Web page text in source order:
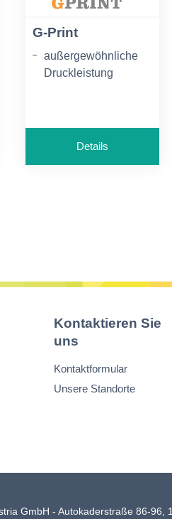
G-Print
außergewöhnliche
Druckleistung
Details
Kontaktieren Sie
uns
Kontaktformular
Unsere Standorte
GmbH - Autokaderstraße 86-96,